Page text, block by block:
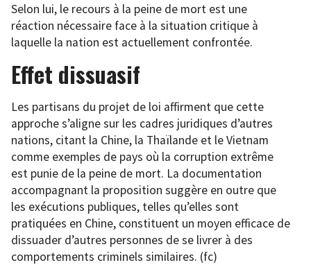
Selon lui, le recours à la peine de mort est une
réaction nécessaire face à la situation critique à
laquelle la nation est actuellement confrontée.
Effet dissuasif
Les partisans du projet de loi affirment que cette
approche s’aligne sur les cadres juridiques d’autres
nations, citant la Chine, la Thaïlande et le Vietnam
comme exemples de pays où la corruption extrême
est punie de la peine de mort. La documentation
accompagnant la proposition suggère en outre que
les exécutions publiques, telles qu’elles sont
pratiquées en Chine, constituent un moyen efficace de
dissuader d’autres personnes de se livrer à des
comportements criminels similaires. (fc)